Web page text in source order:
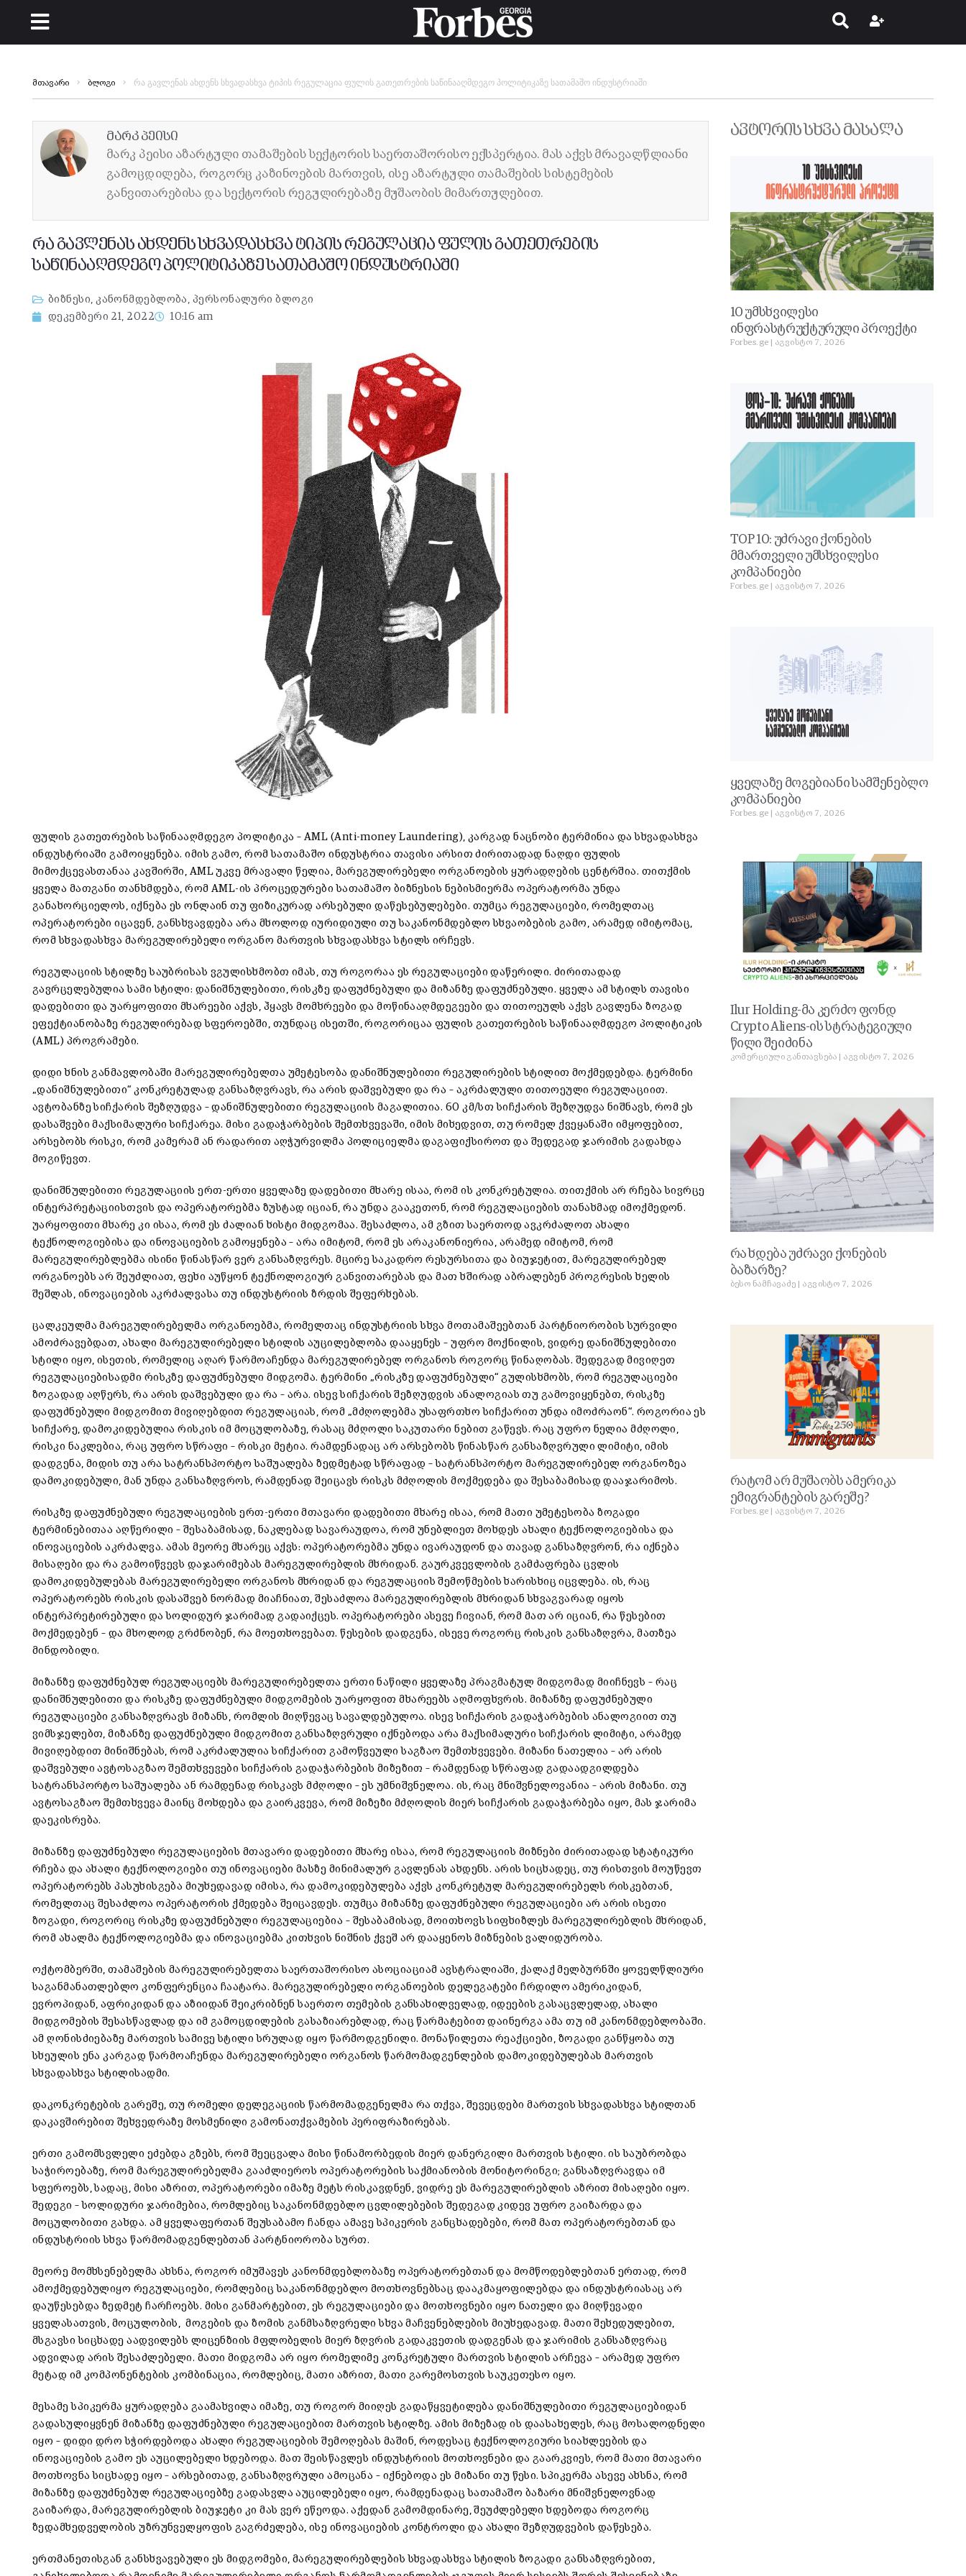
მთავარი ბლოგი რა გავლენას ახდენს სხვადასხვა ტიპის რეგულაცია ფულის გათეთრების საწინააღმდეგო პოლიტიკაზე სათამაშო ინდუსტრიაში
მარკ პეისი
მარკ პეისი აზარტული თამაშების სექტორის საერთაშორისო ექსპერტია. მას აქვს მრავალწლიანი
გამოცდილება, როგორც კაზინოების მართვის, ისე აზარტული თამაშების სისტემების
განვითარებისა და სექტორის რეგულირებაზე მუშაობის მიმართულებით.
რა გავლენას ახდენს სხვადასხვა ტიპის რეგულაცია ფულის გათეთრების
საწინააღმდეგო პოლიტიკაზე სათამაშო ინდუსტრიაში
ბიზნესი,კანონმდებლობა , პერსონალური ბლოგი
დეკემბერი 21, 2022
10:16 am
ფულის გათეთრების საწინააღმდეგო პოლიტიკა – AML (Anti-money Laundering), კარგად ნაცნობი ტერმინია და სხვადასხვა
ინდუსტრიაში გამოიყენება. იმის გამო, რომ სათამაშო ინდუსტრია თავისი არსით ძირითადად ნაღდი ფულის
მიმოქცევასთანაა კავშირში, AML უკვე მრავალი წელია, მარეგულირებელი ორგანოების ყურადღების ცენტრშია. თითქმის
ყველა მათგანი თანხმდება, რომ AML-ის პროცედურები სათამაშო ბიზნესის ნებისმიერმა ოპერატორმა უნდა
განახორციელოს, იქნება ეს ონლაინ თუ ფიზიკურად არსებული დაწესებულებები. თუმცა რეგულაციები, რომელთაც
ოპერატორები იცავენ, განსხვავდება არა მხოლოდ იურიდიული თუ საკანონმდებლო სხვაობების გამო, არამედ იმიტომაც,
რომ სხვადასხვა მარეგულირებელი ორგანო მართვის სხვადასხვა სტილს ირჩევს.
რეგულაციის სტილზე საუბრისას ვგულისხმობთ იმას, თუ როგორაა ეს რეგულაციები დაწერილი. ძირითადად
გავრცელებულია სამი სტილი: დანიშნულებითი, რისკზე დაფუძნებული და მიზანზე დაფუძნებული. ყველა ამ სტილს თავისი
დადებითი და უარყოფითი მხარეები აქვს, ჰყავს მომხრეები და მოწინააღმდეგეები და თითოეულს აქვს გავლენა ზოგად
ეფექტიანობაზე რეგულირებად სფეროებში, თუნდაც ისეთში, როგორიცაა ფულის გათეთრების საწინააღმდეგო პოლიტიკის
(AML) პროგრამები.
დიდი ხნის განმავლობაში მარეგულირებელთა უმეტესობა დანიშნულებითი რეგულირების სტილით მოქმედებდა. ტერმინი
„დანიშნულებითი“ კონკრეტულად განსაზღვრავს, რა არის დაშვებული და რა – აკრძალული თითოეული რეგულაციით.
ავტობანზე სიჩქარის შეზღუდვა – დანიშნულებითი რეგულაციის მაგალითია. 60 კმ/სთ სიჩქარის შეზღუდვა ნიშნავს, რომ ეს
დასაშვები მაქსიმალური სიჩქარეა. მისი გადაჭარბების შემთხვევაში, იმის მიხედვით, თუ რომელ ქვეყანაში იმყოფებით,
არსებობს რისკი, რომ კამერამ ან რადარით აღჭურვილმა პოლიციელმა დაგაფიქსიროთ და შედეგად ჯარიმის გადახდა
მოგიწევთ.
დანიშნულებითი რეგულაციის ერთ-ერთი ყველაზე დადებითი მხარე ისაა, რომ ის კონკრეტულია. თითქმის არ რჩება სივრცე
ინტერპრეტაციისთვის და ოპერატორებმა ზუსტად იციან, რა უნდა გააკეთონ, რომ რეგულაციების თანახმად იმოქმედონ.
უარყოფითი მხარე კი ისაა, რომ ეს ძალიან ხისტი მიდგომაა. შესაძლოა, ამ გზით საერთოდ ავკრძალოთ ახალი
ტექნოლოგიებისა და ინოვაციების გამოყენება – არა იმიტომ, რომ ეს არაკანონიერია, არამედ იმიტომ, რომ
მარეგულირებლებმა ისინი წინასწარ ვერ განსაზღვრეს. მცირე საკადრო რესურსითა და ბიუჯეტით, მარეგულირებელ
ორგანოებს არ შეუძლიათ, ფეხი აუწყონ ტექნოლოგიურ განვითარებას და მათ ხშირად აბრალებენ პროგრესის ხელის
შეშლას, ინოვაციების აკრძალვასა თუ ინდუსტრიის ზრდის შეფერხებას.
ცალკეულმა მარეგულირებელმა ორგანოებმა, რომელთაც ინდუსტრიის სხვა მოთამაშეებთან პარტნიორობის სურვილი
ამოძრავებდათ, ახალი მარეგულირებელი სტილის აუცილებლობა დააყენეს – უფრო მოქნილის, ვიდრე დანიშნულებითი
სტილი იყო, ისეთის, რომელიც აღარ წარმოაჩენდა მარეგულირებელ ორგანოს როგორც წინაღობას. შედეგად მივიღეთ
რეგულაციებისადმი რისკზე დაფუძნებული მიდგომა. ტერმინი „რისკზე დაფუძნებული“ გულისხმობს, რომ რეგულაციები
ზოგადად აღწერს, რა არის დაშვებული და რა – არა. ისევ სიჩქარის შეზღუდვის ანალოგიას თუ გამოვიყენებთ, რისკზე
დაფუძნებული მიდგომით მივიღებდით რეგულაციას, რომ „მძღოლებმა უსაფრთხო სიჩქარით უნდა იმოძრაონ“. როგორია ეს
სიჩქარე, დამოკიდებულია რისკის იმ მოცულობაზე, რასაც მძღოლი საკუთარი ნებით გაწევს. რაც უფრო ნელია მძღოლი,
რისკი ნაკლებია, რაც უფრო სწრაფი – რისკი მეტია. რამდენადაც არ არსებობს წინასწარ განსაზღვრული ლიმიტი, იმის
დადგენა, მიდის თუ არა სატრანსპორტო საშუალება ზედმეტად სწრაფად – სატრანსპორტო მარეგულირებელ ორგანოზეა
დამოკიდებული, მან უნდა განსაზღვროს, რამდენად შეიცავს რისკს მძღოლის მოქმედება და შესაბამისად დააჯარიმოს.
რისკზე დაფუძნებული რეგულაციების ერთ-ერთი მთავარი დადებითი მხარე ისაა, რომ მათი უმეტესობა ზოგადი
ტერმინებითაა აღწერილი – შესაბამისად, ნაკლებად სავარაუდოა, რომ უნებლიეთ მოხდეს ახალი ტექნოლოგიებისა და
ინოვაციების აკრძალვა. ამას მეორე მხარეც აქვს: ოპერატორებმა უნდა ივარაუდონ და თავად განსაზღვრონ, რა იქნება
მისაღები და რა გამოიწვევს დაჯარიმებას მარეგულირებლის მხრიდან. გაურკვევლობის გამძაფრება ცვლის
დამოკიდებულებას მარეგულირებელი ორგანოს მხრიდან და რეგულაციის შემოწმების ხარისხიც იცვლება. ის, რაც
ოპერატორებს რისკის დასაშვებ ნორმად მიაჩნიათ, შესაძლოა მარეგულირებლის მხრიდან სხვაგვარად იყოს
ინტერპრეტირებული და სოლიდურ ჯარიმად გადაიქცეს. ოპერატორები ასევე ჩივიან, რომ მათ არ იციან, რა წესებით
მოქმედებენ – და მხოლოდ გრძნობენ, რა მოეთხოვებათ. წესების დადგენა, ისევე როგორც რისკის განსაზღვრა, მათზეა
მინდობილი.
მიზანზე დაფუძნებულ რეგულაციებს მარეგულირებელთა ერთი ნაწილი ყველაზე პრაგმატულ მიდგომად მიიჩნევს – რაც
დანიშნულებითი და რისკზე დაფუძნებული მიდგომების უარყოფით მხარეებს აღმოფხვრის. მიზანზე დაფუძნებული
რეგულაციები განსაზღვრავს მიზანს, რომლის მიღწევაც სავალდებულოა. ისევ სიჩქარის გადაჭარბების ანალოგიით თუ
ვიმსჯელებთ, მიზანზე დაფუძნებული მიდგომით განსაზღვრული იქნებოდა არა მაქსიმალური სიჩქარის ლიმიტი, არამედ
მივიღებდით მინიშნებას, რომ აკრძალულია სიჩქარით გამოწვეული საგზაო შემთხვევები. მიზანი ნათელია – არ არის
დაშვებული ავტოსაგზაო შემთხვევები სიჩქარის გადაჭარბების მიზეზით – რამდენად სწრაფად გადაადგილდება
სატრანსპორტო საშუალება ან რამდენად რისკავს მძღოლი – ეს უმნიშვნელოა. ის, რაც მნიშვნელოვანია – არის მიზანი. თუ
ავტოსაგზაო შემთხვევა მაინც მოხდება და გაირკვევა, რომ მიზეზი მძღოლის მიერ სიჩქარის გადაჭარბება იყო, მას ჯარიმა
დაეკისრება.
მიზანზე დაფუძნებული რეგულაციების მთავარი დადებითი მხარე ისაა, რომ რეგულაციის მიზნები ძირითადად სტატიკური
რჩება და ახალი ტექნოლოგიები თუ ინოვაციები მასზე მინიმალურ გავლენას ახდენს. არის სიცხადეც, თუ რისთვის მოუწევთ
ოპერატორებს პასუხისგება მიუხედავად იმისა, რა დამოკიდებულება აქვს კონკრეტულ მარეგულირებელს რისკებთან,
რომელთაც შესაძლოა ოპერატორის ქმედება შეიცავდეს. თუმცა მიზანზე დაფუძნებული რეგულაციები არ არის ისეთი
ზოგადი, როგორიც რისკზე დაფუძნებული რეგულაციებია – შესაბამისად, მოითხოვს სიფხიზლეს მარეგულირებლის მხრიდან,
რომ ახალმა ტექნოლოგიებმა და ინოვაციებმა კითხვის ნიშნის ქვეშ არ დააყენოს მიზნების ვალიდურობა.
ოქტომბერში, თამაშების მარეგულირებელთა საერთაშორისო ასოციაციამ ავსტრალიაში, ქალაქ მელბურნში ყოველწლიური
საგანმანათლებლო კონფერენცია ჩაატარა. მარეგულირებელი ორგანოების დელეგატები ჩრდილო ამერიკიდან,
ევროპიდან, აფრიკიდან და აზიიდან შეიკრიბნენ საერთო თემების განსახილველად, იდეების გასაცვლელად, ახალი
მიდგომების შესასწავლად და იმ გამოცდილების გასაზიარებლად, რაც წარმატებით დაინერგა ამა თუ იმ კანონმდებლობაში.
ამ ღონისძიებაზე მართვის სამივე სტილი სრულად იყო წარმოდგენილი. მონაწილეთა რეაქციები, ზოგადი განწყობა თუ
სხეულის ენა კარგად წარმოაჩენდა მარეგულირებელი ორგანოს წარმომადგენლების დამოკიდებულებას მართვის
სხვადასხვა სტილისადმი.
დაკონკრეტების გარეშე, თუ რომელი დელეგაციის წარმომადგენელმა რა თქვა, შევეცდები მართვის სხვადასხვა სტილთან
დაკავშირებით შეხვედრაზე მოსმენილი გამონათქვამების პერიფრაზირებას.
ერთი გამომსვლელი ეძებდა გზებს, რომ შეეცვალა მისი წინამორბედის მიერ დანერგილი მართვის სტილი. ის საუბრობდა
საჭიროებაზე, რომ მარეგულირებელმა გააძლიეროს ოპერატორების საქმიანობის მონიტორინგი; განსაზღვრავდა იმ
სფეროებს, სადაც, მისი აზრით, ოპერატორები იმაზე მეტს რისკავდნენ, ვიდრე ეს მარეგულირებლის აზრით მისაღები იყო.
შედეგი – სოლიდური ჯარიმებია, რომლებიც საკანონმდებლო ცვლილებების შედეგად კიდევ უფრო გაიზარდა და
მოცულობითი გახდა. ამ ყველაფერთან შეუსაბამო ჩანდა ამავე სპიკერის განცხადებები, რომ მათ ოპერატორებთან და
ინდუსტრიის სხვა წარმომადგენლებთან პარტნიორობა სურთ.
მეორე მომხსენებელმა ახსნა, როგორ იმუშავეს კანონმდებლობაზე ოპერატორებთან და მომწოდებლებთან ერთად, რომ
ამოქმედებულიყო რეგულაციები, რომლებიც საკანონმდებლო მოთხოვნებსაც დააკმაყოფილებდა და ინდუსტრიასაც არ
დაუწესებდა ზედმეტ ჩარჩოებს. მისი განმარტებით, ეს რეგულაციები და მოთხოვნები იყო ნათელი და მიღწევადი
ყველასათვის, მოცულობის, მოგების და ზომის განმსაზღვრელი სხვა მაჩვენებლების მიუხედავად. მათი შეხედულებით,
მსგავსი სიცხადე აადვილებს ლიცენზიის მფლობელის მიერ ზღვრის გადაკვეთის დადგენას და ჯარიმის განსაზღვრაც
ადვილად არის შესაძლებელი. მათი მიდგომა არ იყო რომელიმე კონკრეტული მართვის სტილის არჩევა – არამედ უფრო
მეტად იმ კომპონენტების კომბინაცია, რომლებიც, მათი აზრით, მათი გარემოსთვის საუკეთესო იყო.
მესამე სპიკერმა ყურადღება გაამახვილა იმაზე, თუ როგორ მიიღეს გადაწყვეტილება დანიშნულებითი რეგულაციებიდან
გადასულიყვნენ მიზანზე დაფუძნებული რეგულაციებით მართვის სტილზე. ამის მიზეზად ის დაასახელეს, რაც მოსალოდნელი
იყო – დიდი დრო სჭირდებოდა ახალი რეგულაციების შემოღებას მაშინ, როდესაც ტექნოლოგიური სიახლეების და
ინოვაციების გამო ეს აუცილებელი ხდებოდა. მათ შეისწავლეს ინდუსტრიის მოთხოვნები და გაარკვიეს, რომ მათი მთავარი
მოთხოვნა სიცხადე იყო – არსებითად, განსაზღვრული ამოცანა – იქნებოდა ეს მიზანი თუ წესი. სპიკერმა ასევე ახსნა, რომ
მიზანზე დაფუძნებულ რეგულაციებზე გადასვლა აუცილებელი იყო, რამდენადაც სათამაშო ბაზარი მნიშვნელოვნად
გაიზარდა, მარეგულირებლის ბიუჯეტი კი მას ვერ ეწეოდა. აქედან გამომდინარე, შეუძლებელი ხდებოდა როგორც
ზედამხედველობის უზრუნველყოფის გაგრძელება, ისე ინოვაციების კონტროლი და ახალი შეზღუდვების დაწესება.
ერთმანეთისგან განსხვავებული ეს მიდგომები, მარეგულირებლების სხვადასხვა სტილის ზოგადი განსაზღვრებით,
ავტორის სხვა მასალა
10 უმსხვილესი
ინფრასტრუქტურული პროექტი
Forbes.ge აგვისტო 7, 2026
TOP 10: უძრავი ქონების
მმართველი უმსხვილესი
კომპანიები
Forbes.ge აგვისტო 7, 2026
ყველაზე მოგებიანი სამშენებლო
კომპანიები
Forbes.ge აგვისტო 7, 2026
Ilur Holding-მა კერძო ფონდ
Crypto Aliens-ის სტრატეგიული
წილი შეიძინა
კომერციული განთავსება აგვისტო 7, 2026
რა ხდება უძრავი ქონების
ბაზარზე?
ბესო ნამჩავაძე აგვისტო 7, 2026
რატომ არ მუშაობს ამერიკა
ემიგრანტების გარეშე?
Forbes.ge აგვისტო 7, 2026